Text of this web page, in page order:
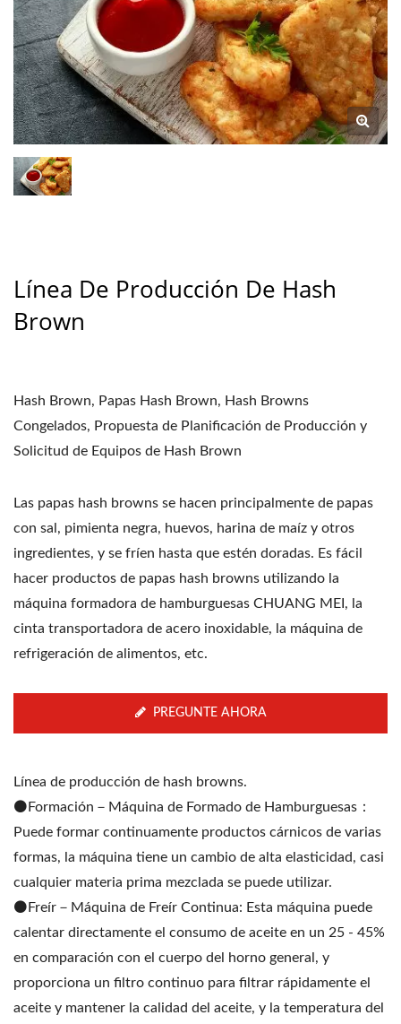
Línea De Producción De Hash
Brown
Hash Brown, Papas Hash Brown, Hash Browns
Congelados, Propuesta de Planificación de Producción y
Solicitud de Equipos de Hash Brown
Las papas hash browns se hacen principalmente de papas
con sal, pimienta negra, huevos, harina de maíz y otros
ingredientes, y se fríen hasta que estén doradas. Es fácil
hacer productos de papas hash browns utilizando la
máquina formadora de hamburguesas CHUANG MEI, la
cinta transportadora de acero inoxidable, la máquina de
refrigeración de alimentos, etc.
PREGUNTE AHORA
Línea de producción de hash browns.
⚫️Formación－Máquina de Formado de Hamburguesas：
Puede formar continuamente productos cárnicos de varias
formas, la máquina tiene un cambio de alta elasticidad, casi
cualquier materia prima mezclada se puede utilizar.
⚫️Freír－Máquina de Freír Continua: Esta máquina puede
calentar directamente el consumo de aceite en un 25 - 45%
en comparación con el cuerpo del horno general, y
proporciona un filtro continuo para filtrar rápidamente el
aceite y mantener la calidad del aceite, y la temperatura del